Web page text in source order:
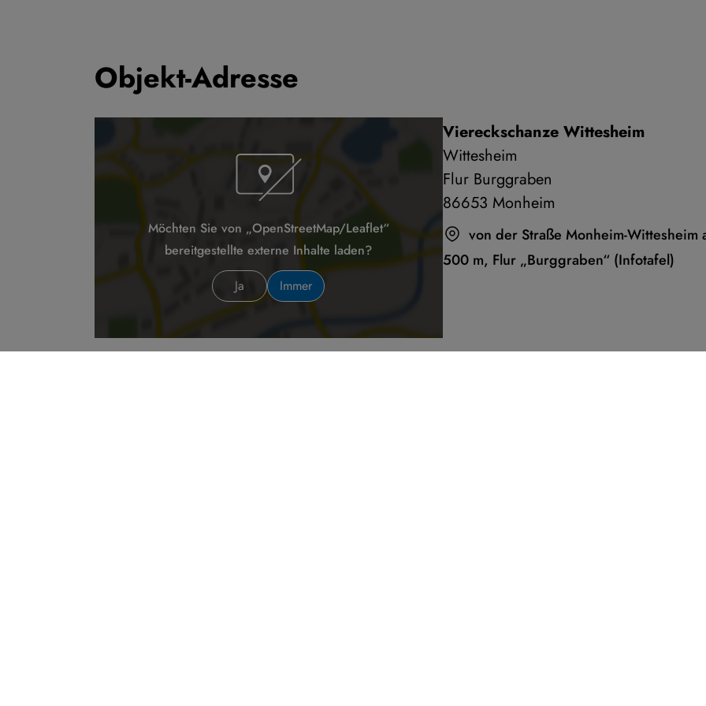
Objekt-Adresse
Möchten Sie von „OpenStreetMap/Leaflet“
bereitgestellte externe Inhalte laden?
Ja
Immer
Viereckschanze Wittesheim
Wittesheim
Flur Burggraben
86653 Monheim
von der Straße Monheim-
500 m, Flur „Burggraben“ (Infotafel)